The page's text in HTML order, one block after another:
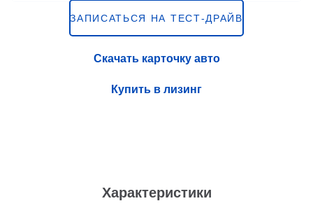
Характеристики
ЗАПИСАТЬСЯ НА ТЕСТ-ДРАЙВ
Скачать карточку авто
Купить в лизинг